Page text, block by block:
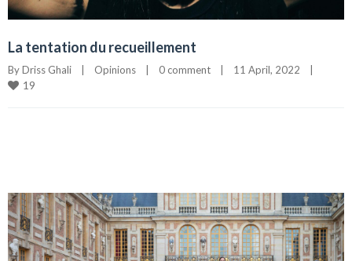
La tentation du recueillement
By Driss Ghali | Opinions | 0 comment | 11 April, 2022 |
19